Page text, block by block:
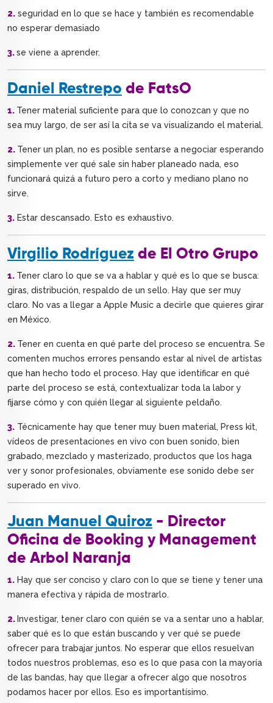
2. seguridad en lo que se hace y también es recomendable
no esperar demasiado
3.se viene a aprender.
Daniel Restrepo de FatsO
1. Tener material suficiente para que lo conozcan y que no
sea muy largo, de ser así la cita se va visualizando el material.
2. Tener un plan, no es posible sentarse a negociar esperando
simplemente ver qué sale sin haber planeado nada, eso
funcionará quizá a futuro pero a corto y mediano plano no
sirve.
3. Estar descansado. Esto es exhaustivo.
Virgilio Rodríguez de El Otro Grupo
1. Tener claro lo que se va a hablar y qué es lo que se busca:
giras, distribución, respaldo de un sello. Hay que ser muy
claro. No vas a llegar a Apple Music a decirle que quieres girar
en México.
2. Tener en cuenta en qué parte del proceso se encuentra. Se
comenten muchos errores pensando estar al nivel de artistas
que han hecho todo el proceso. Hay que identificar en qué
parte del proceso se está, contextualizar toda la labor y
fijarse cómo y con quién llegar al siguiente peldaño.
3. Técnicamente hay que tener muy buen material, Press kit,
vídeos de presentaciones en vivo con buen sonido, bien
grabado, mezclado y masterizado, productos que los haga
ver y sonor profesionales, obviamente ese sonido debe ser
superado en vivo.
Juan Manuel Quiroz - Director
Oficina de Booking y Management
de Arbol Naranja
1. Hay que ser conciso y claro con lo que se tiene y tener una
manera efectiva y rápida de mostrarlo.
2. Investigar, tener claro con quién se va a sentar uno a hablar,
saber qué es lo que están buscando y ver qué se puede
ofrecer para trabajar juntos. No esperar que ellos resuelvan
todos nuestros problemas, eso es lo que pasa con la mayoría
de las bandas, hay que llegar a ofrecer algo que nosotros
podamos hacer por ellos. Eso es importantísimo.